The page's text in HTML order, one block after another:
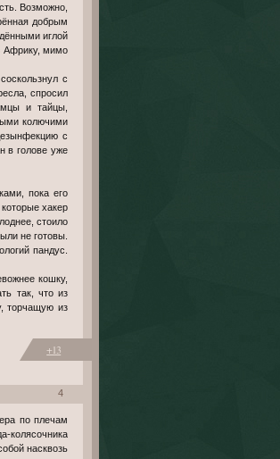
Возможно,
добрым
иглой
Африку, мимо
с
спросил
и тайцы,
колючими
с
в голове уже
пока его
хакер
стоило
не готовы.
пандус.
кошку,
так, что из
торчащую из
+13
4
колясочника
насквозь